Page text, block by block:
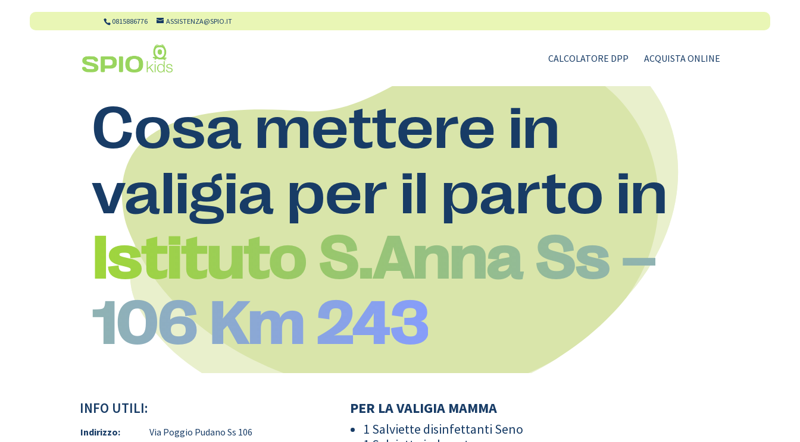
0815886776 ASSISTENZA@SPIO.IT
CALCOLATORE DPP ACQUISTA ONLINE
Cosa mettere in
valigia per il parto in
Istituto S.Anna Ss –
106 Km 243
INFO UTILI:
Indirizzo:
Via Poggio Pudano Ss 106
PER LA VALIGIA MAMMA
1 Salviette disinfettanti Seno